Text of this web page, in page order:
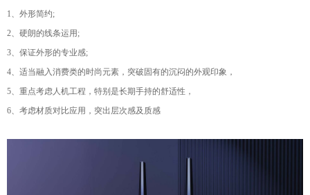
1、外形简约;
2、 硬朗的线条运用;
3、保证外形的专业感;
4、适当融入消费类的时尚元素，突破固有的沉闷的外观印象，
5、重点考虑人机工程，特别是长期手持的舒适性，
6、考虑材质对比应用，突出层次感及质感